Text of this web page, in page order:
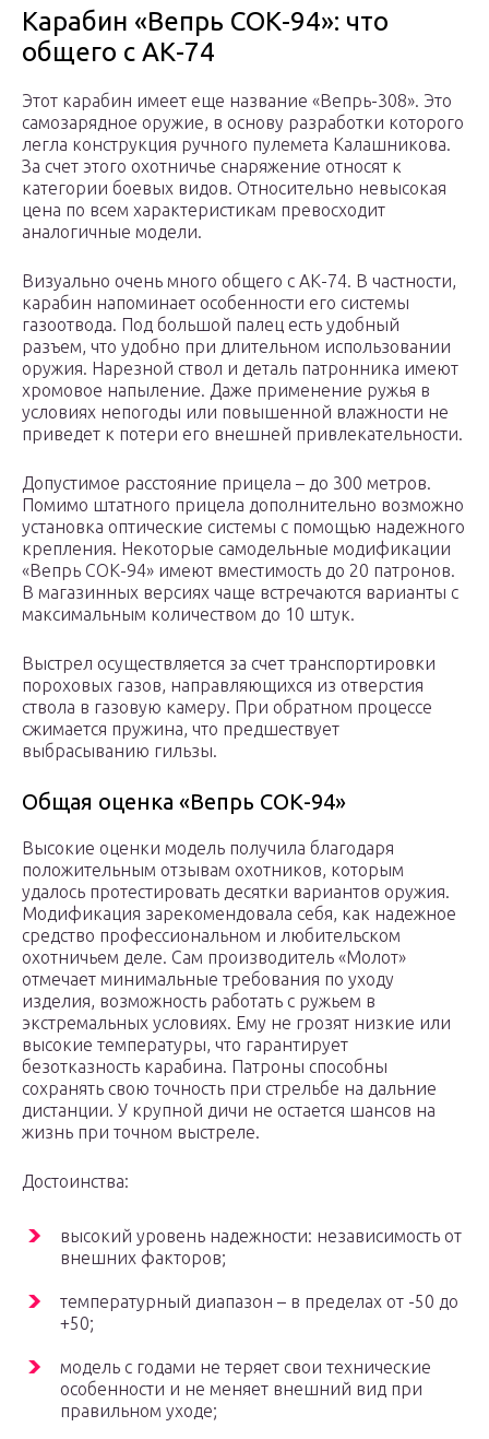
Карабин «Вепрь СОК-94»: что
общего с АК-74
Этот карабин имеет еще название «Вепрь-308». Это
самозарядное оружие, в основу разработки которого
легла конструкция ручного пулемета Калашникова.
За счет этого охотничье снаряжение относят к
категории боевых видов. Относительно невысокая
цена по всем характеристикам превосходит
аналогичные модели.
Визуально очень много общего с АК-74. В частности,
карабин напоминает особенности его системы
газоотвода. Под большой палец есть удобный
разъем, что удобно при длительном использовании
оружия. Нарезной ствол и деталь патронника имеют
хромовое напыление. Даже применение ружья в
условиях непогоды или повышенной влажности не
приведет к потери его внешней привлекательности.
Допустимое расстояние прицела – до 300 метров.
Помимо штатного прицела дополнительно возможно
установка оптические системы с помощью надежного
крепления. Некоторые самодельные модификации
«Вепрь СОК-94» имеют вместимость до 20 патронов.
В магазинных версиях чаще встречаются варианты с
максимальным количеством до 10 штук.
Выстрел осуществляется за счет транспортировки
пороховых газов, направляющихся из отверстия
ствола в газовую камеру. При обратном процессе
сжимается пружина, что предшествует
выбрасыванию гильзы.
Общая оценка «Вепрь СОК-94»
Высокие оценки модель получила благодаря
положительным отзывам охотников, которым
удалось протестировать десятки вариантов оружия.
Модификация зарекомендовала себя, как надежное
средство профессиональном и любительском
охотничьем деле. Сам производитель «Молот»
отмечает минимальные требования по уходу
изделия, возможность работать с ружьем в
экстремальных условиях. Ему не грозят низкие или
высокие температуры, что гарантирует
безотказность карабина. Патроны способны
сохранять свою точность при стрельбе на дальние
дистанции. У крупной дичи не остается шансов на
жизнь при точном выстреле.
Достоинства:
высокий уровень надежности: независимость от
внешних факторов;
температурный диапазон – в пределах от -50 до
+50;
модель с годами не теряет свои технические
особенности и не меняет внешний вид при
правильном уходе;